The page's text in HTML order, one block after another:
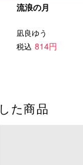
流浪の月
凪良ゆう
税込 814円
た商品